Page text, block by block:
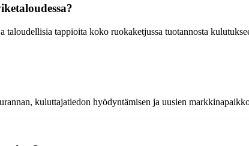
tappioita koko ruokaketjussa tuotannosta
kuluttajatiedon hyödyntämisen ja uusien